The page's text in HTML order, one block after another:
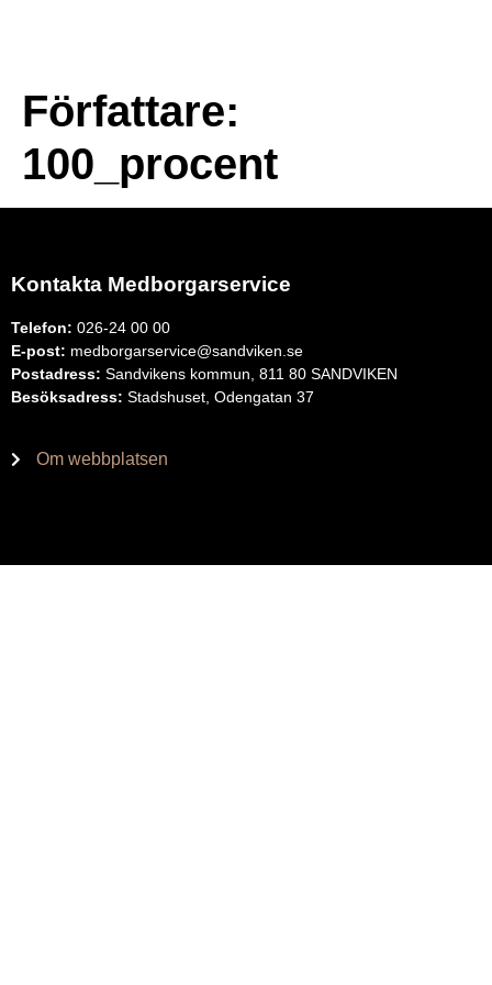
Författare:
100_procent
Kontakta Medborgarservice
Telefon: 026-24 00 00
E-post: medborgarservice@sandviken.se
Postadress: Sandvikens kommun, 811 80 SANDVIKEN
Besöksadress: Stadshuset, Odengatan 37
Om webbplatsen